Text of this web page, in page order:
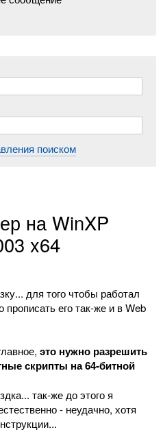
поиском
на WinXP
x64
для того чтобы работал
его так-же и в Web
это нужно разрешить
скрипты на 64-битной
так-же до этого я
- неудачно, хотя